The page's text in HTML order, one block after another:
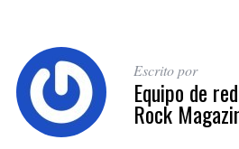
Escrito por
Equipo de
Rock